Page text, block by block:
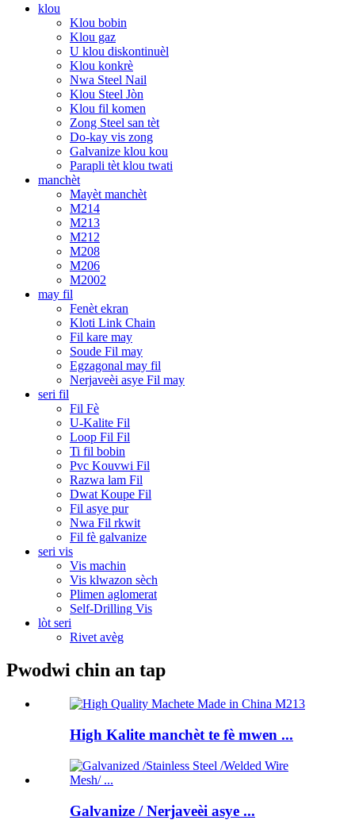
klou
Klou bobin
Klou gaz
U klou diskontinuèl
Klou konkrè
Nwa Steel Nail
Klou Steel Jòn
Klou fil komen
Zong Steel san tèt
Do-kay vis zong
Galvanize klou kou
Parapli tèt klou twati
manchèt
Mayèt manchèt
M214
M213
M212
M208
M206
M2002
may fil
Fenèt ekran
Kloti Link Chain
Fil kare may
Soude Fil may
Egzagonal may fil
Nerjaveèi asye Fil may
seri fil
Fil Fè
U-Kalite Fil
Loop Fil Fil
Ti fil bobin
Pvc Kouvwi Fil
Razwa lam Fil
Dwat Koupe Fil
Fil asye pur
Nwa Fil rkwit
Fil fè galvanize
seri vis
Vis machin
Vis klwazon sèch
Plimen aglomerat
Self-Drilling Vis
lòt seri
Rivet avèg
Pwodwi chin an tap
High Kalite manchèt te fè mwen ...
Galvanize / Nerjaveèi asye ...